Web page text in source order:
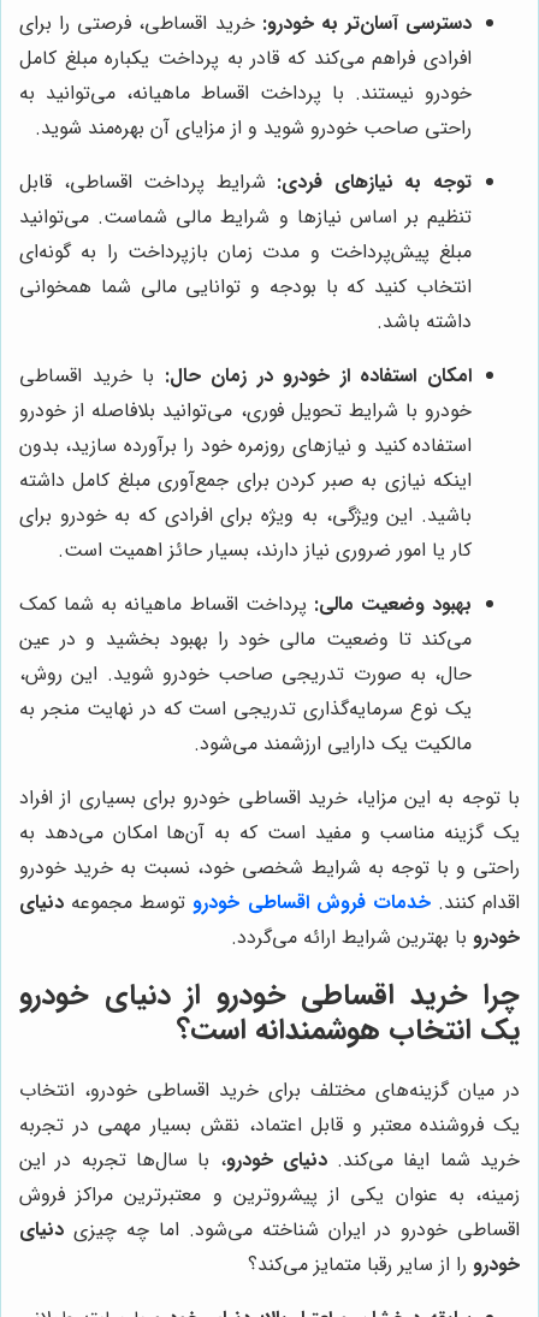
دسترسی آسان‌تر به خودرو: خرید اقساطی، فرصتی را برای
افرادی فراهم می‌کند که قادر به پرداخت یکباره مبلغ کامل
خودرو نیستند. با پرداخت اقساط ماهیانه، می‌توانید به
راحتی صاحب خودرو شوید و از مزایای آن بهره‌مند شوید.
توجه به نیازهای فردی: شرایط پرداخت اقساطی، قابل
تنظیم بر اساس نیازها و شرایط مالی شماست. می‌توانید
مبلغ پیش‌پرداخت و مدت زمان بازپرداخت را به گونه‌ای
انتخاب کنید که با بودجه و توانایی مالی شما همخوانی
داشته باشد.
امکان استفاده از خودرو در زمان حال: با خرید اقساطی
خودرو با شرایط تحویل فوری، می‌توانید بلافاصله از خودرو
استفاده کنید و نیازهای روزمره خود را برآورده سازید، بدون
اینکه نیازی به صبر کردن برای جمع‌آوری مبلغ کامل داشته
باشید. این ویژگی، به ویژه برای افرادی که به خودرو برای
کار یا امور ضروری نیاز دارند، بسیار حائز اهمیت است.
بهبود وضعیت مالی: پرداخت اقساط ماهیانه به شما کمک
می‌کند تا وضعیت مالی خود را بهبود بخشید و در عین
حال، به صورت تدریجی صاحب خودرو شوید. این روش،
یک نوع سرمایه‌گذاری تدریجی است که در نهایت منجر به
مالکیت یک دارایی ارزشمند می‌شود.
با توجه به این مزایا، خرید اقساطی خودرو برای بسیاری از افراد
یک گزینه مناسب و مفید است که به آن‌ها امکان می‌دهد به
راحتی و با توجه به شرایط شخصی خود، نسبت به خرید خودرو
اقدام کنند.خدمات فروش اقساطی خودرو توسط مجموعه دنیای
خودرو با بهترین شرایط ارائه می‌گردد.
چرا خرید اقساطی خودرو از دنیای خودرو
یک انتخاب هوشمندانه است؟
در میان گزینه‌های مختلف برای خرید اقساطی خودرو، انتخاب
یک فروشنده معتبر و قابل اعتماد، نقش بسیار مهمی در تجربه
خرید شما ایفا می‌کند.دنیای خودرو، با سال‌ها تجربه در این
زمینه، به عنوان یکی از پیشروترین و معتبرترین مراکز فروش
اقساطی خودرو در ایران شناخته می‌شود. اما چه چیزی دنیای
خودرو را از سایر رقبا متمایز می‌کند؟